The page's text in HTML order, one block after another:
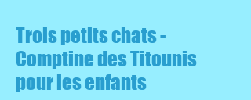
Trois petits chats -
Comptine des Titounis
pour les enfants